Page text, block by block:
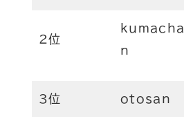
2位
kumacha
n
3位 otosan